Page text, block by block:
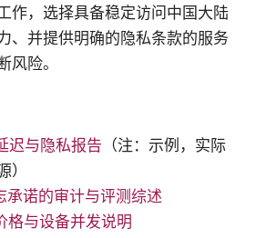
作，选择具备稳定访问中国大陆
、并提供明确的隐私条款的服务
风险。
迟与隐私报告 （注：示例，实际
）
承诺的审计与评测综述
格与设备并发说明